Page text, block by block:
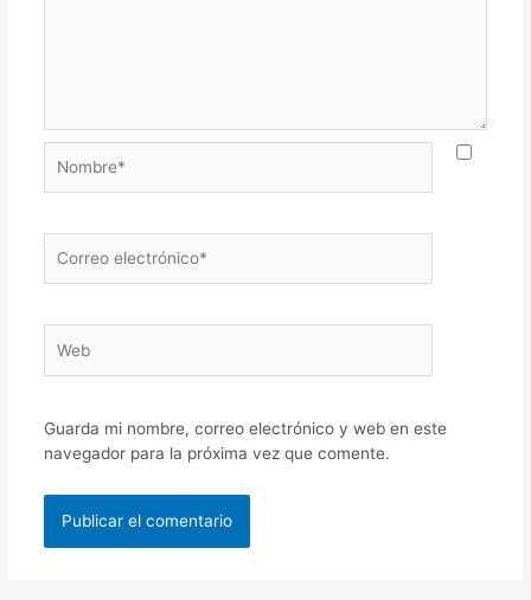
electrónico*
Guarda mi nombre, correo electrónico y web en este
navegador para la próxima vez que comente.